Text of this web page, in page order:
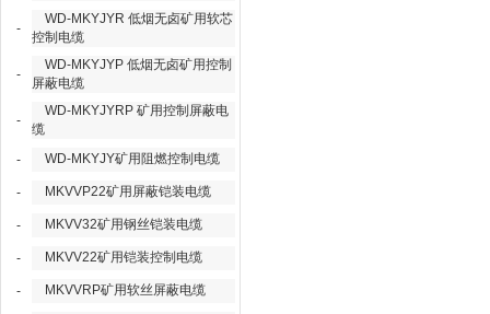
-
WD-MKYJYR 低烟无卤矿用软芯
控制电缆
-
WD-MKYJYP 低烟无卤矿用控制
屏蔽电缆
-
WD-MKYJYRP 矿用控制屏蔽电
缆
-
WD-MKYJY矿用阻燃控制电缆
- MKVVP22矿用屏蔽铠装电缆
- MKVV32矿用钢丝铠装电缆
- MKVV22矿用铠装控制电缆
- MKVVRP矿用软丝屏蔽电缆